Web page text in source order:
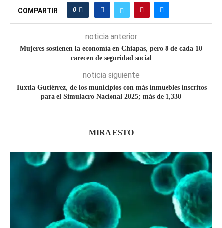
COMPARTIR 0
noticia anterior
Mujeres sostienen la economía en Chiapas, pero 8 de cada 10
carecen de seguridad social
noticia siguiente
Tuxtla Gutiérrez, de los municipios con más inmuebles inscritos
para el Simulacro Nacional 2025; más de 1,330
MIRA ESTO